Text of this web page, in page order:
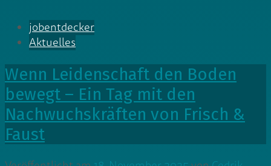
jobentdecker
Aktuelles
Wenn Leidenschaft den Boden
bewegt – Ein Tag mit den
Nachwuchskräften von Frisch &
Faust